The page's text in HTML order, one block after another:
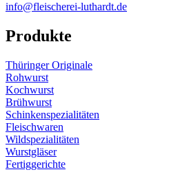
info@fleischerei-luthardt.de
Produkte
Thüringer Originale
Rohwurst
Kochwurst
Brühwurst
Schinkenspezialitäten
Fleischwaren
Wildspezialitäten
Wurstgläser
Fertiggerichte